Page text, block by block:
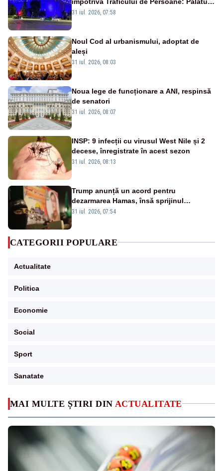
MAI MULTE ȘTIRI DIN ACTUALITATE
Victoria, iluminat în albastru
31 iul. 2026, 07:58
Noul Cod al urbanismului, adoptat de
aleși
31 iul. 2026, 08:03
Noua lege de funcționare a ANI, respinsă
de senatori
31 iul. 2026, 08:07
INSP: 9 infecții cu virusul West Nile și 2
decese, înregistrate în acest sezon
31 iul. 2026, 08:13
Trump anunță un acord pentru
dezarmarea Hamas, însă sprijinul
Israelului rămâne incert
31 iul. 2026, 07:54
CATEGORII POPULARE
Actualitate
Politica
Economie
Social
Sport
Sanatate